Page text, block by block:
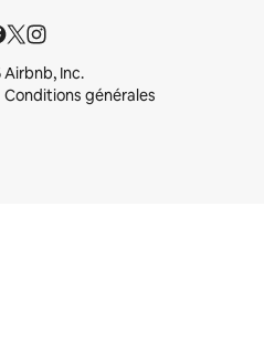
Inc.
Conditions générales